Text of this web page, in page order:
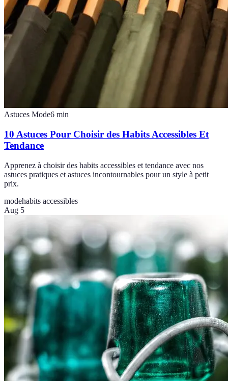
Astuces Mode6 min
10 Astuces Pour Choisir des Habits Accessibles Et
Tendance
Apprenez à choisir des habits accessibles et tendance avec nos
astuces pratiques et astuces incontournables pour un style à petit
prix.
modehabits accessibles
Aug 5